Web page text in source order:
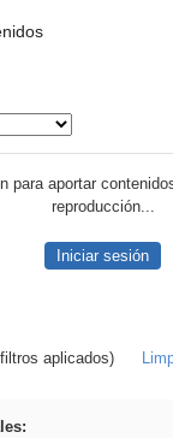
para aportar
reproducción...
Iniciar sesión
acanalado
aplicados)